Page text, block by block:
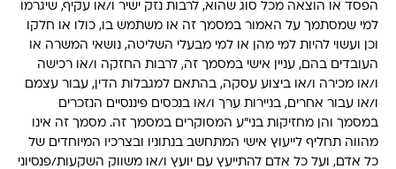
הפסד או הוצאה מכל סוג שהוא, לרבות נזק ישיר ו/או עקיף, שיגרמו
למי שמסתמך על האמור במסמך זה או משתמש בו, כולו או חלקו
וכן ועשוי להיות למי מהן או למי מבעלי השליטה, נושאי המשרה או
העובדים בהם, עניין אישי במסמך זה, לרבות החזקה ו/או רכישה
ו/או מכירה ו/או ביצוע עסקה, בהתאם למגבלות הדין, עבור עצמם
ו/או עבור אחרים, בניירות ערך ו/או בנכסים פיננסיים הנזכרים
במסמך והן מחזיקות בני"ע המסוקרים במסמך זה. מסמך זה אינו
מהווה תחליף לייעוץ אישי המתחשב בנתוניו ובצרכיו המיוחדים של
כל אדם, ועל כל אדם להתייעץ עם יועץ ו/או משווק השקעות/פנסיוני